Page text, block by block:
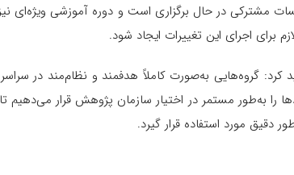
مشترکی در حال برگزاری است و دوره آموزشی ویژه‌ای
برای اجرای این تغییرات ایجاد شود.
کرد: گروه‌هایی به‌صورت کاملاً هدفمند و نظام‌مند در
را به‌طور مستمر در اختیار سازمان پژوهش قرار
دقیق مورد استفاده قرار گیرد.